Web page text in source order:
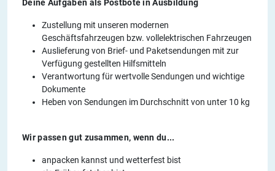
Deine Aufgaben als Postbote in Ausbildung
Zustellung mit unseren modernen
Geschäftsfahrzeugen bzw. vollelektrischen Fahrzeugen
Auslieferung von Brief- und Paketsendungen mit zur
Verfügung gestellten Hilfsmitteln
Verantwortung für wertvolle Sendungen und wichtige
Dokumente
Heben von Sendungen im Durchschnitt von unter 10 kg
Wir passen gut zusammen, wenn du...
anpacken kannst und wetterfest bist